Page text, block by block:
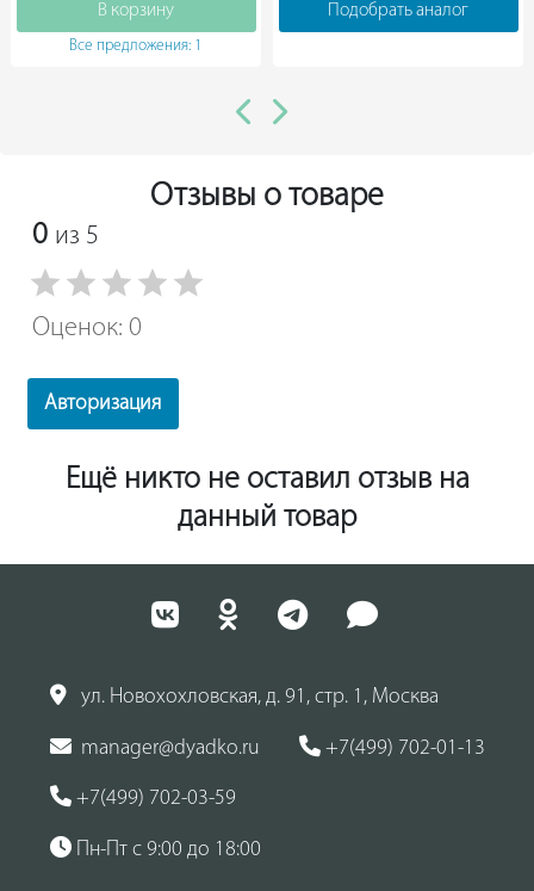
В корзину
Все предложения: 1
Подобрать аналог
Отзывы о товаре
0 из 5
Оценок: 0
Авторизация
Ещё никто не оставил отзыв на
данный товар
ул. Новохохловская, д. 91, стр. 1, Москва
manager@dyadko.ru +7(499) 702-01-13
+7(499) 702-03-59
Пн-Пт с 9:00 до 18:00